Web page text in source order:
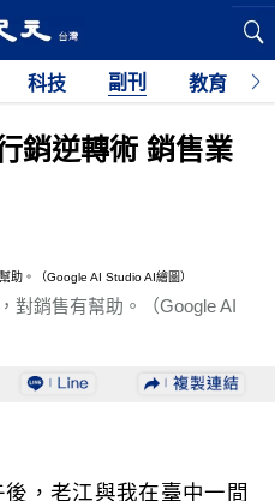
科技 副刊 教育
銷逆轉術 銷售業
對銷售有幫助。（Google AI
，老江與我在臺中一間